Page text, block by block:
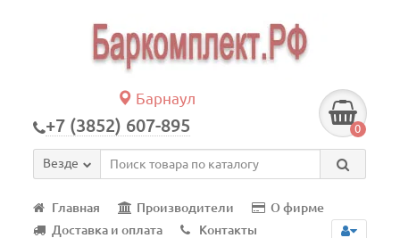
Барнаул
+7 (3852) 607-895 0
Везде
Главная Производители
О фирме
Доставка и оплата
Контакты